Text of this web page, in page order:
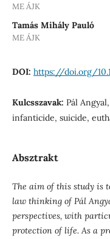
ME ÁJK
Tamás Mihály Pauló
ME ÁJK
DOI: https://doi.org/
Kulcsszavak: Pál
infanticide, suicide,
Absztrakt
The aim of this study is
law thinking of Pál
perspectives, with
protection of life. As a